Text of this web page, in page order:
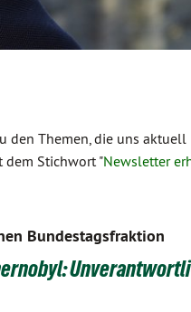
Themen, die uns aktuell
dem Stichwort "Newsletter
Bundestagsfraktion